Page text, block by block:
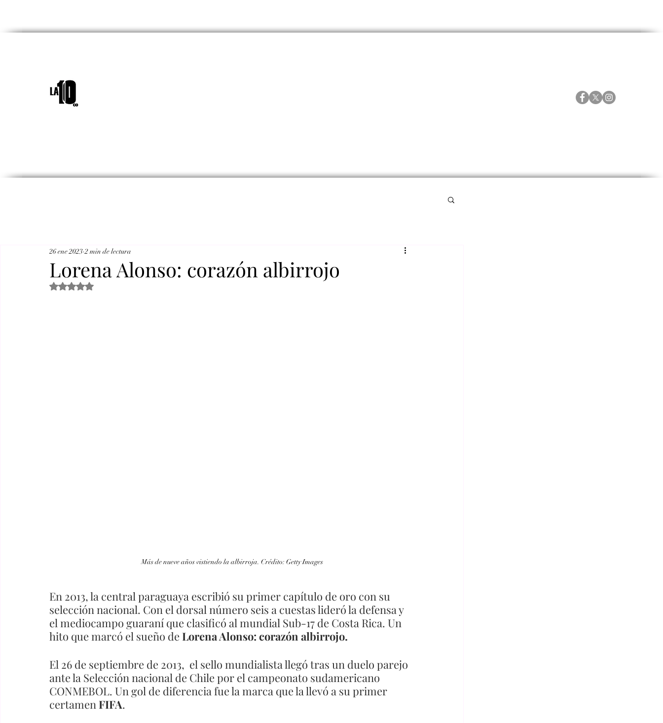
Lorena Alonso: corazón albirrojo
26 ene 2023 2 min de lectura
Obtuvo NaN de 5 estrellas.
Más de nueve años vistiendo la albirroja. Crédito: Getty Images
En 2013, la central paraguaya escribió su primer capítulo de oro con su
selección nacional. Con el dorsal número seis a cuestas lideró la defensa y
el mediocampo guaraní que clasificó al mundial Sub-17 de Costa Rica. Un
hito que marcó el sueño de Lorena Alonso: corazón albirrojo.
El 26 de septiembre de 2013,  el sello mundialista llegó tras un duelo parejo
ante la Selección nacional de Chile por el campeonato sudamericano
CONMEBOL. Un gol de diferencia fue la marca que la llevó a su primer
certamen FIFA.